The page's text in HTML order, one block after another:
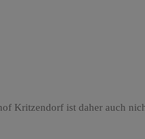
Kritzendorf ist daher auch